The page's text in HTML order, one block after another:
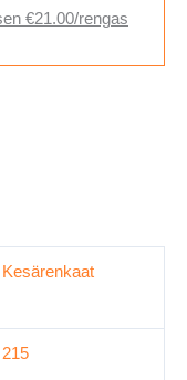
€21.00/rengas
Kesärenkaat
215